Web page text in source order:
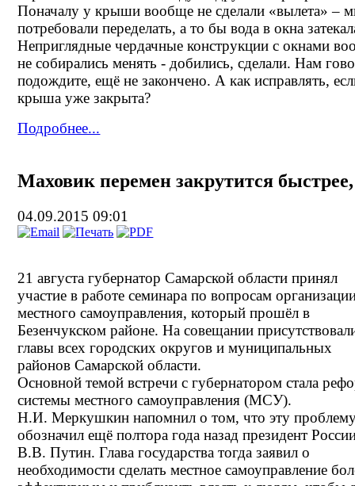
Поначалу у крыши вообще не сделали «вылета» –
потребовали переделать, а то бы вода в окна
Неприглядные чердачные конструкции с окнами
не собирались менять - добились, сделали. Нам
подождите, ещё не закончено. А как исправлять,
крыша уже закрыта?
Подробнее...
Маховик перемен закрутится быстрее,
04.09.2015 09:01
21 августа губернатор Самарской области принял
участие в работе семинара по вопросам
местного самоуправления, который прошёл в
Безенчукском районе. На совещании
главы всех городских округов и муниципальных
районов Самарской области.
Основной темой встречи с губернатором стала
системы местного самоуправления (МСУ).
Н.И. Меркушкин напомнил о том, что эту
обозначил ещё полтора года назад президент
В.В. Путин. Глава государства тогда заявил о
необходимости сделать местное самоуправление